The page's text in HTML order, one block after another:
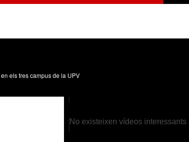
els tres campus de la UPV
No existeixen vídeos interessants